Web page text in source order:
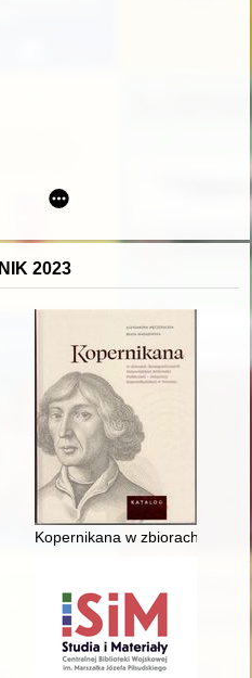
i białoruska : konteksty
2023
wieku
Kopernikana w zbiorach